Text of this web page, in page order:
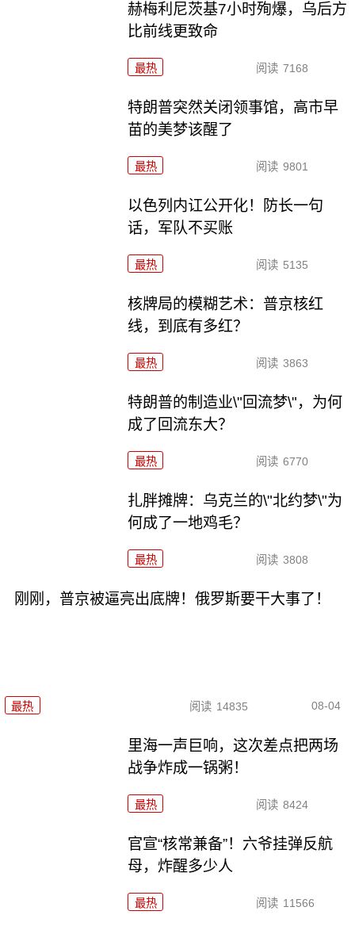
赫梅利尼茨基7小时殉爆，乌后方
比前线更致命
最热 阅读 7168
特朗普突然关闭领事馆，高市早
苗的美梦该醒了
最热 阅读 9801
以色列内讧公开化！防长一句
话，军队不买账
最热 阅读 5135
核牌局的模糊艺术：普京核红
线，到底有多红？
最热 阅读 3863
特朗普的制造业\"回流梦\"，为何
成了回流东大？
最热 阅读 6770
扎胖摊牌：乌克兰的\"北约梦\"为
何成了一地鸡毛？
最热 阅读 3808
刚刚，普京被逼亮出底牌！俄罗斯要干大事了！
最热 阅读 14835 08-04
里海一声巨响，这次差点把两场
战争炸成一锅粥！
最热 阅读 8424
官宣“核常兼备”！六爷挂弹反航
母，炸醒多少人
最热 阅读 11566